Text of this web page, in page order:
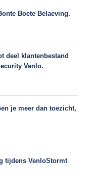
Boete Belaeving.
deel klantenbestand
Venlo.
je meer dan toezicht,
tijdens VenloStormt